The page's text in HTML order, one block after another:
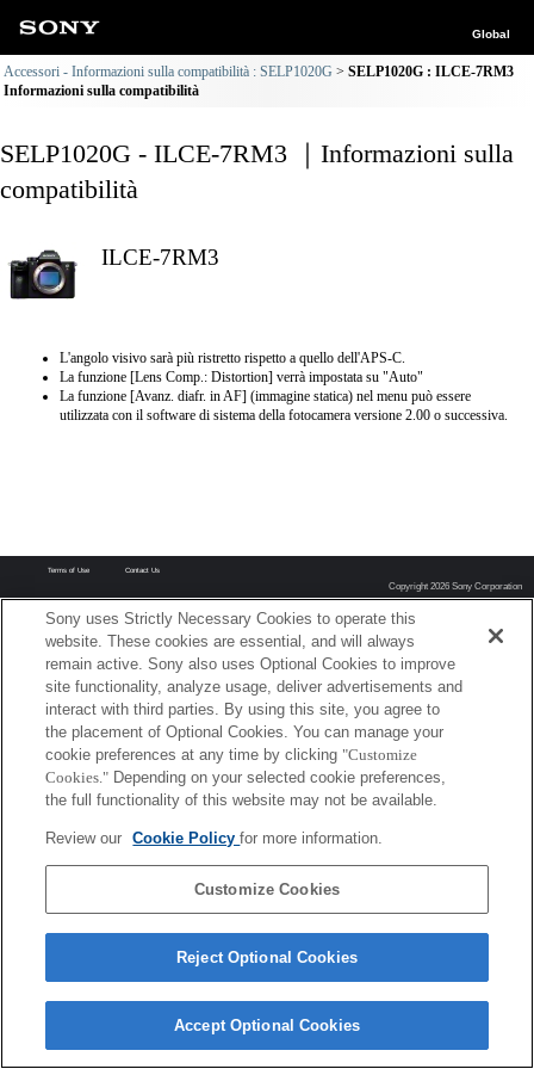
Global
Accessori - Informazioni sulla compatibilità : SELP1020G
SELP1020G : ILCE-7RM3
Informazioni sulla compatibilità
SELP1020G - ILCE-7RM3 ｜Informazioni sulla
compatibilità
ILCE-7RM3
L'angolo visivo sarà più ristretto rispetto a quello dell'APS-C.
La funzione [Lens Comp.: Distortion] verrà impostata su "Auto"
La funzione [Avanz. diafr. in AF] (immagine statica) nel menu può essere
utilizzata con il software di sistema della fotocamera versione 2.00 o successiva.
Terms of Use Contact Us
Copyright 2026 Sony Corporation
Sony uses Strictly Necessary Cookies to operate this
website. These cookies are essential, and will always
remain active. Sony also uses Optional Cookies to improve
site functionality, analyze usage, deliver advertisements and
interact with third parties. By using this site, you agree to
the placement of Optional Cookies. You can manage your
cookie preferences at any time by clicking "Customize
Cookies." Depending on your selected cookie preferences,
the full functionality of this website may not be available.
Review our Cookie Policyfor more information.
Customize Cookies
Reject Optional Cookies
Accept Optional Cookies